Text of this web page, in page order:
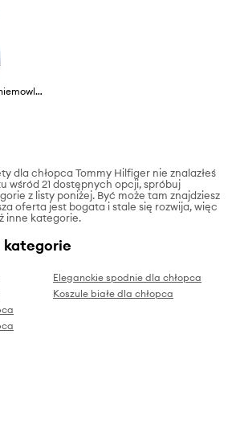
Tommy Hilfiger komplet niemowlęcy
dla chłopca Tommy Hilfiger nie znalazłeś
wśród 21 dostępnych opcji, spróbuj
z listy poniżej. Być może tam znajdziesz
oferta jest bogata i stale się rozwija, więc
inne kategorie.
kategorie
Eleganckie spodnie dla chłopca
Koszule białe dla chłopca